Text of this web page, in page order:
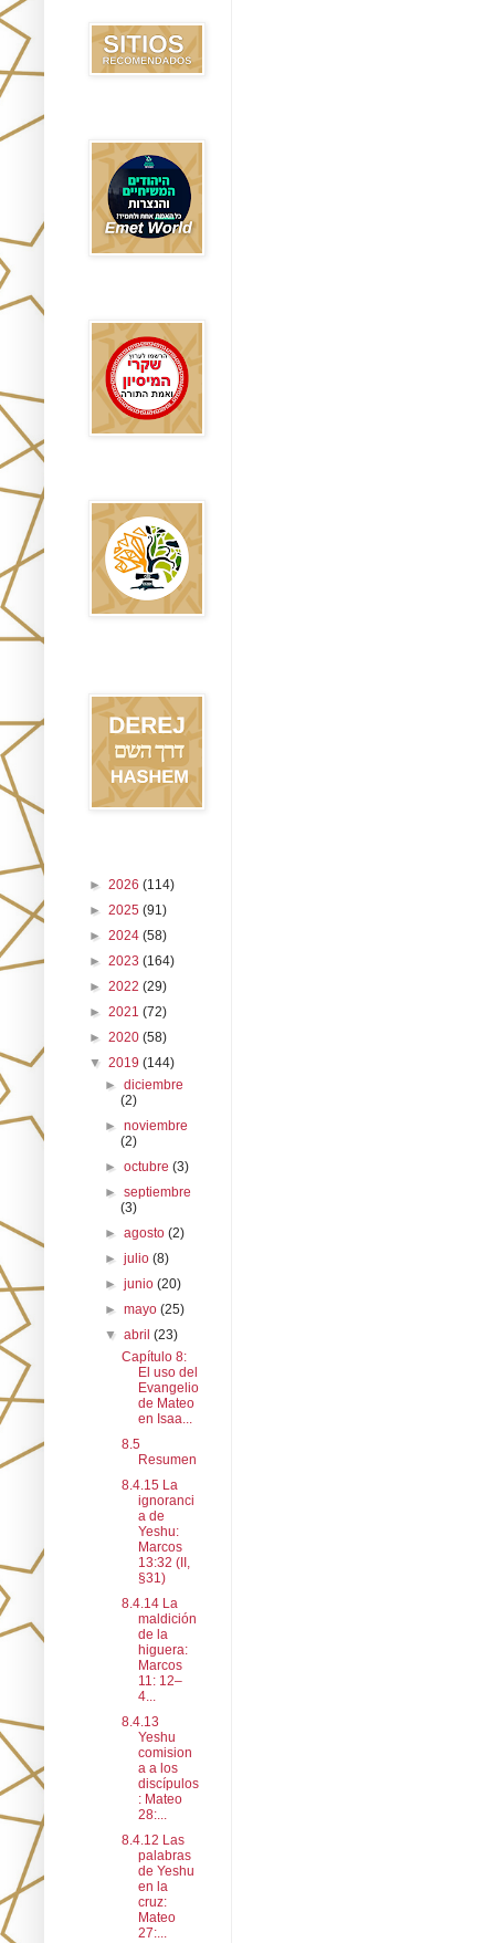
► 2026 (114)
► 2025 (91)
► 2024 (58)
► 2023 (164)
► 2022 (29)
► 2021 (72)
► 2020 (58)
▼ 2019 (144)
►diciembre
(2)
►noviembre
(2)
►octubre(3)
►septiembre
(3)
►agosto(2)
►julio(8)
►junio(20)
►mayo(25)
▼abril(23)
Capítulo 8:
El uso del
Evangelio
de Mateo
en Isaa...
8.5
Resumen
8.4.15 La
ignoranci
a de
Yeshu:
Marcos
13:32 (II,
§31)
8.4.14 La
maldición
de la
higuera:
Marcos
11: 12–
4...
8.4.13
Yeshu
comision
a a los
discípulos
: Mateo
28:...
8.4.12 Las
palabras
de Yeshu
en la
cruz:
Mateo
27:...